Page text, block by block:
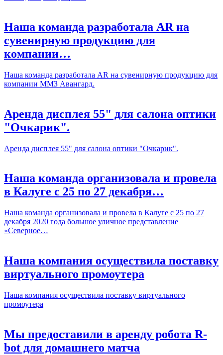
Наша команда разработала AR на
сувенирную продукцию для
компании…
Наша команда разработала AR на сувенирную продукцию для
компании ММЗ Авангард.
Аренда дисплея 55" для салона оптики
"Очкарик".
Аренда дисплея 55" для салона оптики "Очкарик".
Наша команда организовала и провела
в Калуге с 25 по 27 декабря…
Наша команда организовала и провела в Калуге с 25 по 27
декабря 2020 года большое уличное представление
«Северное…
Наша компания осуществила поставку
виртуального промоутера
Наша компания осуществила поставку виртуального
промоутера
Мы предоставили в аренду робота R-
bot для домашнего матча